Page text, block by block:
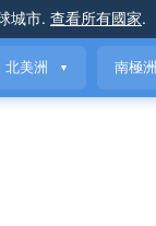
城市. 查看所有國家.
北美洲 ▼ 南極洲